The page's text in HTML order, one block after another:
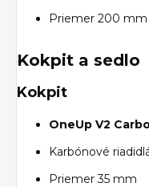
Priemer 200 mm
Kokpit a sedlo
Kokpit
OneUp V2
Karbónové
Priemer 35 mm